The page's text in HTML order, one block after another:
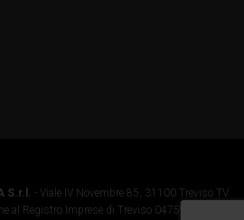
S.r.l.
- Viale IV Novembre 85, 31100 Treviso TV
al Registro Imprese di Treviso 04759890264 -